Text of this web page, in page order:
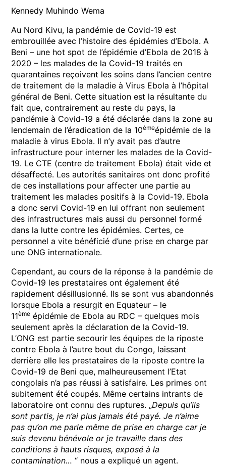
Kennedy Muhindo Wema
Au Nord Kivu, la pandémie de Covid-19 est
embrouillée avec l’histoire des épidémies d’Ebola. A
Beni – une hot spot de l’épidémie d’Ebola de 2018 à
2020 – les malades de la Covid-19 traités en
quarantaines reçoivent les soins dans l’ancien centre
de traitement de la maladie à Virus Ebola à l’hôpital
général de Beni. Cette situation est la résultante du
fait que, contrairement au reste du pays, la
pandémie à Covid-19 a été déclarée dans la zone au
lendemain de l’éradication de la 10èmeépidémie de la
maladie à virus Ebola. Il n’y avait pas d’autre
infrastructure pour interner les malades de la Covid-
19. Le CTE (centre de traitement Ebola) était vide et
désaffecté. Les autorités sanitaires ont donc profité
de ces installations pour affecter une partie au
traitement les malades positifs à la Covid-19. Ebola
a donc servi Covid-19 en lui offrant non seulement
des infrastructures mais aussi du personnel formé
dans la lutte contre les épidémies. Certes, ce
personnel a vite bénéficié d’une prise en charge par
une ONG internationale.
Cependant, au cours de la réponse à la pandémie de
Covid-19 les prestataires ont également été
rapidement désillusionné. Ils se sont vus abandonnés
lorsque Ebola a resurgit en Equateur – le
11ème épidémie de Ebola au RDC – quelques mois
seulement après la déclaration de la Covid-19.
L’ONG est partie secourir les équipes de la riposte
contre Ebola à l’autre bout du Congo, laissant
derrière elle les prestataires de la riposte contre la
Covid-19 de Beni que, malheureusement l’Etat
congolais n’a pas réussi à satisfaire. Les primes ont
subitement été coupés. Même certains intrants de
laboratoire ont connu des ruptures. „Depuis qu’ils
sont partis, je n’ai plus jamais été payé. Je n’aime
pas qu’on me parle même de prise en charge car je
suis devenu bénévole or je travaille dans des
conditions à hauts risques, exposé à la
contamination… “ nous a expliqué un agent.